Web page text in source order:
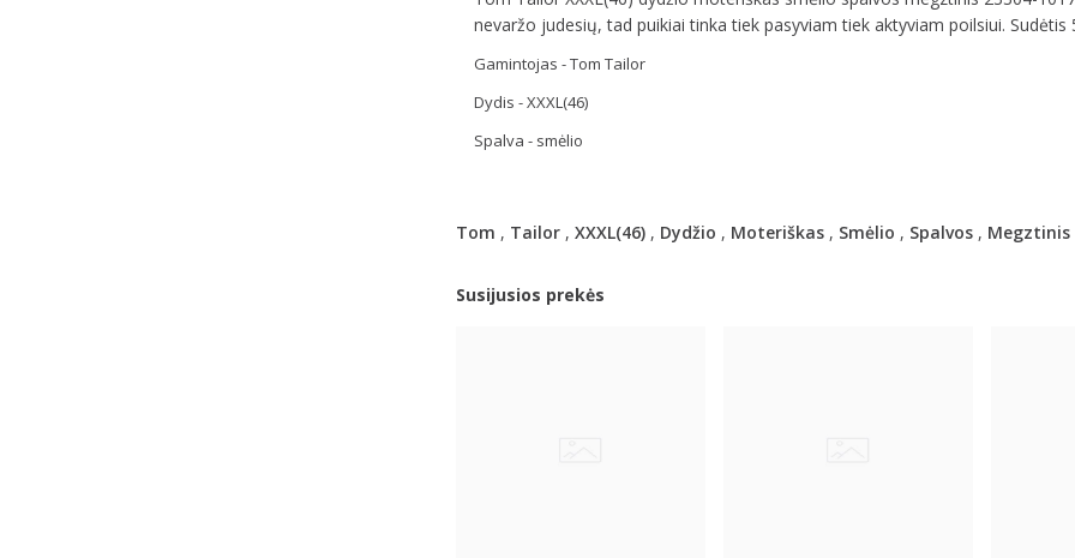
nevaržo judesių, tad puikiai tinka tiek pasyviam tiek aktyviam poilsiui. Sudėtis
Gamintojas - Tom Tailor
Dydis - XXXL(46)
Spalva - smėlio
Tom , Tailor, XXXL(46), Dydžio , Moteriškas, Smėlio , Spalvos, Megztinis
Susijusios prekės